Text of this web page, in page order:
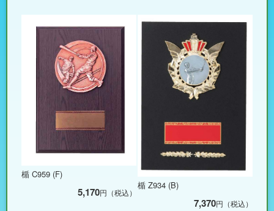
楯 C959 (F)
5,170円（税込）
楯 Z934 (B)
7,370円（税込）